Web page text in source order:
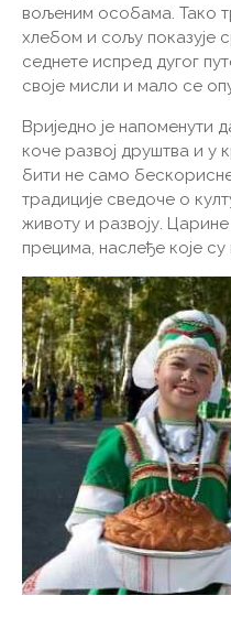
вољеним особама. Тако
хлебом и сољу показује
седнете испред дугог
своје мисли и мало се
Вриједно је напоменути
коче развој друштва и у
бити не само
традиције сведоче о
животу и развоју.
прецима, наслеђе које